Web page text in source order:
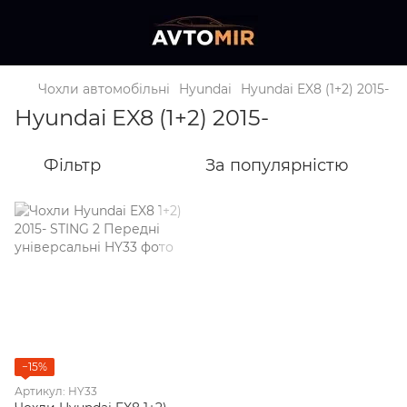
Чохли автомобільні Hyundai Hyundai EX8 (1+2) 2015-
Hyundai EX8 (1+2) 2015-
Фільтр За популярністю
−15%
Артикул: HY33